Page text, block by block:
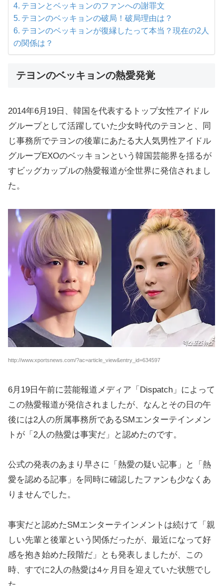
テヨンとベッキョンのファンへの謝罪文
テヨンのベッキョンの破局！破局理由は？
テヨンのベッキョンが復縁したって本当？現在の2人
の関係は？
テヨンのベッキョンの熱愛発覚
2014年6月19日、韓国を代表するトップ女性アイドル
グループとして活躍していた少女時代のテヨンと、同
じ事務所でテヨンの後輩にあたる大人気男性アイドル
グループEXOのベッキョンという韓国芸能界を揺るが
すビッグカップルの熱愛報道が全世界に発信されまし
た。
http://www.xportsnews.com/?ac=article_view&entry_id=634597
6月19日午前に芸能報道メディア「Dispatch」によって
この熱愛報道が発信されましたが、なんとその日の午
後には2人の所属事務所であるSMエンターテインメン
トが「2人の熱愛は事実だ」と認めたのです。
公式の発表のあまり早さに「熱愛の疑い記事」と「熱
愛を認める記事」を同時に確認したファンも少なくあ
りませんでした。
事実だと認めたSMエンターテインメントは続けて「親
しい先輩と後輩という関係だったが、最近になって好
感を抱き始めた段階だ」とも発表しましたが、この
時、すでに2人の熱愛は4ヶ月目を迎えていた状態でし